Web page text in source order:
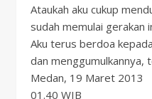
Ataukah aku cukup
sudah memulai gerakan
Aku terus berdoa
dan menggumulkannya,
Medan, 19 Maret 2013
01.40 WIB